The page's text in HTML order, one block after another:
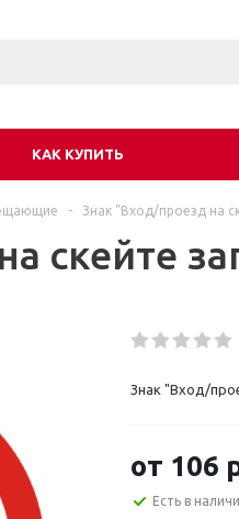
КАК КУПИТЬ
- Знак "Вход/проезд на
скейте
Знак "Вход/
от 106
Есть в